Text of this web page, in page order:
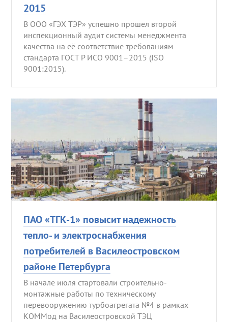
2015
В ООО «ГЭХ ТЭР» успешно прошел второй
инспекционный аудит системы менеджмента
качества на её соответствие требованиям
стандарта ГОСТ Р ИСО 9001–2015 (ISO
9001:2015).
ПАО «ТГК-1» повысит надежность
тепло- и электроснабжения
потребителей в Василеостровском
районе Петербурга
В начале июля стартовали строительно-
монтажные работы по техническому
перевооружению турбоагрегата №4 в рамках
КОММод на Василеостровской ТЭЦ